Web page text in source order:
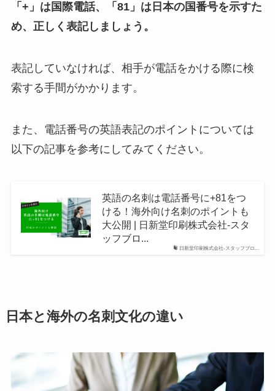
「+」は国際電話、「81」は日本の国番号を示すた
め、正しく表記しましょう。
表記していなければ、相手が電話をかける際に検
索する手間がかかります。
また、電話番号の英語表記のポイントについては
以下の記事を参考にしてみてください。
日新堂印刷株式会社-スタッフブロ...
英語の名刺は電話番号に+81をつ
ける！海外向け名刺のポイントも
大公開 | 日新堂印刷株式会社-スタ
ッフブロ...
日本と海外の名刺文化の違い